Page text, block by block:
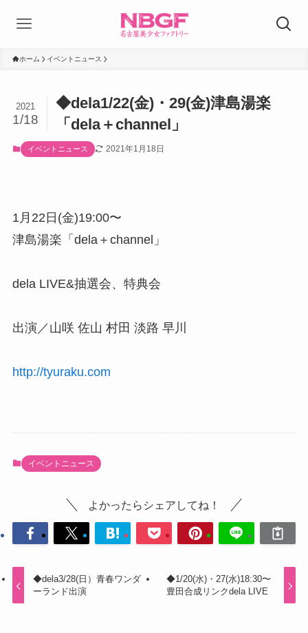
ホーム イベントニュース
◆dela1/22(金)・29(金)津島湯楽
「dela＋channel」
2021
1/18
イベントニュース 2021年1月18日
1月22日(金)19:00〜
津島湯楽「dela＋channel」
dela LIVE&抽選会、特典会
出演／山咲 佐山 村田 淡路 早川
http://tyuraku.com
イベントニュース
よかったらシェアしてね！
◆dela3/28(日）青春ワンダ
ーランド出演
◆1/20(水)・27(水)18:30〜
豊田合成リンクdela LIVE